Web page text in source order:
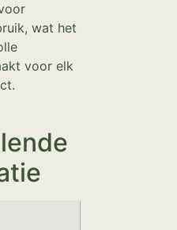
wat het
voor elk